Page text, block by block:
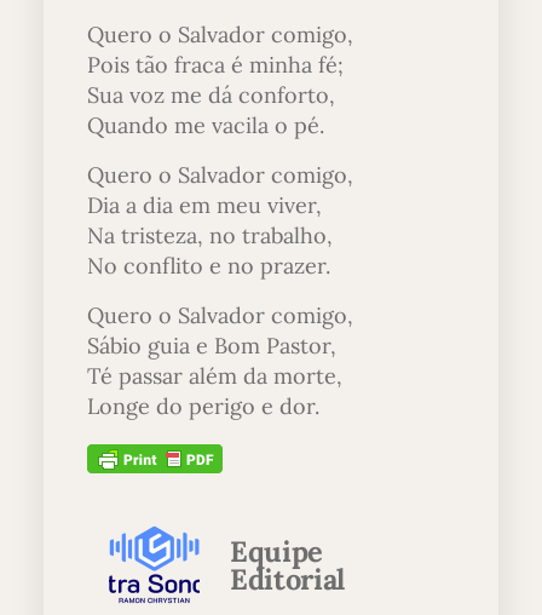
Quero o Salvador comigo,
Pois tão fraca é minha fé;
Sua voz me dá conforto,
Quando me vacila o pé.
Quero o Salvador comigo,
Dia a dia em meu viver,
Na tristeza, no trabalho,
No conflito e no prazer.
Quero o Salvador comigo,
Sábio guia e Bom Pastor,
Té passar além da morte,
Longe do perigo e dor.
Equipe
Editorial